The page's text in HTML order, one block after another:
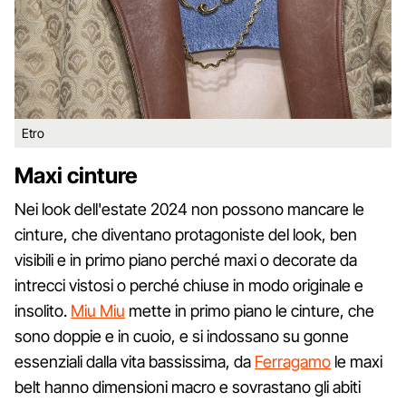
Etro
Maxi cinture
Nei look dell'estate 2024 non possono mancare le
cinture, che diventano protagoniste del look, ben
visibili e in primo piano perché maxi o decorate da
intrecci vistosi o perché chiuse in modo originale e
insolito. Miu Miu mette in primo piano le cinture, che
sono doppie e in cuoio, e si indossano su gonne
essenziali dalla vita bassissima, da Ferragamo le maxi
belt hanno dimensioni macro e sovrastano gli abiti